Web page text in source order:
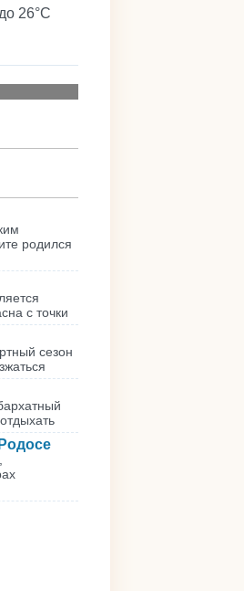
26°C
родился
с точки
сезон